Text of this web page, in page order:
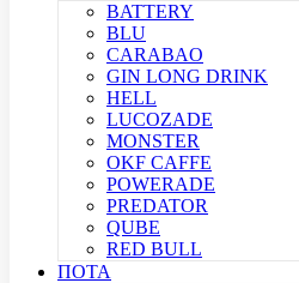
BATTERY
BLU
CARABAO
GIN LONG DRINK
HELL
LUCOZADE
MONSTER
OKF CAFFE
POWERADE
PREDATOR
QUBE
RED BULL
ΠΟΤΑ